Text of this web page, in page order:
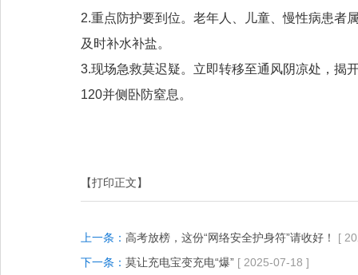
2.重点防护要到位。老年人、儿童、慢性病患者
及时补水补盐。
3.现场急救莫迟疑。立即转移至通风阴凉处，揭
120并侧卧防窒息。
【打印正文】
上一条： 高考放榜，这份“网络安全护身符”请收好！
[
下一条： 莫让充电宝变充电“爆” [ 2025-07-18 ]